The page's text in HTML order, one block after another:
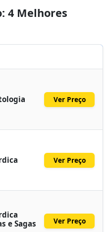
4 Melhores
Ver Preço
Ver Preço
e Sagas
Ver Preço